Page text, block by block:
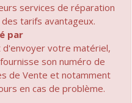
services de réparation
tarifs avantageux.
par
d'envoyer votre matériel,
son numéro de
de Vente et notamment
en cas de problème.